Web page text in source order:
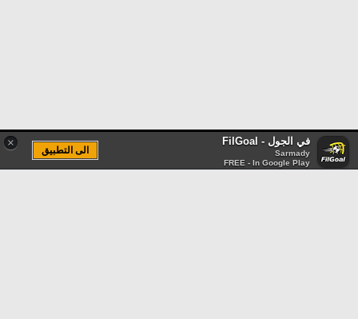
× في الجول - FilGoal
Sarmady
FREE - In Google Play
الى التطبيق